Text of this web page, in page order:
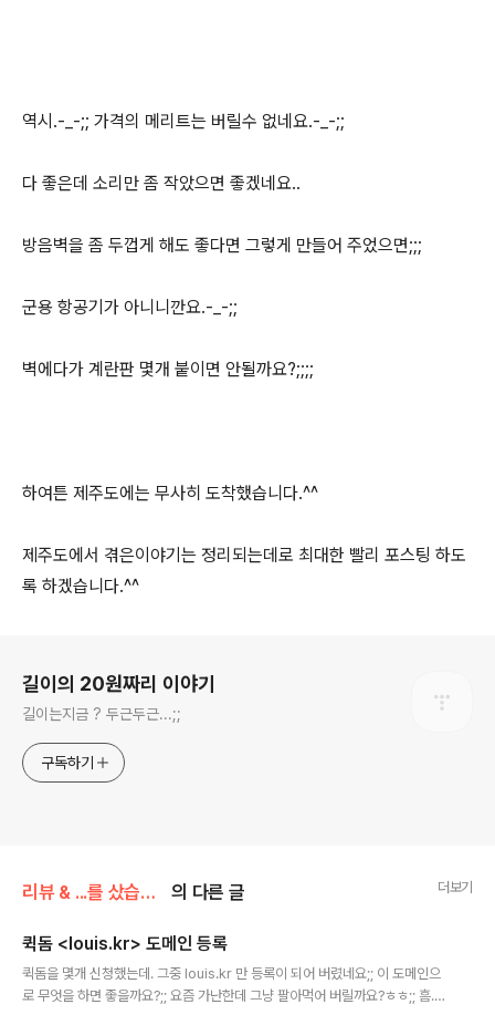
역시.-_-;; 가격의 메리트는 버릴수 없네요.-_-;;
다 좋은데 소리만 좀 작았으면 좋겠네요..
방음벽을 좀 두껍게 해도 좋다면 그렇게 만들어 주었으면;;;
군용 항공기가 아니니깐요.-_-;;
벽에다가 계란판 몇개 붙이면 안될까요?;;;;
하여튼 제주도에는 무사히 도착했습니다.^^
제주도에서 겪은이야기는 정리되는데로 최대한 빨리 포스팅 하도
록 하겠습니다.^^
길이의 20원짜리 이야기
길이는지금 ? 두근두근...;;
구독하기
리뷰 & ...를 샀습니다. 의 다른 글 더보기
퀵돔 <louis.kr> 도메인 등록
퀵돔을 몇개 신청했는데. 그중 louis.kr 만 등록이 되어 버렸네요;; 이 도메인으
로 무엇을 하면 좋을까요?;; 요즘 가난한데 그냥 팔아먹어 버릴까요?ㅎㅎ;; 흠..